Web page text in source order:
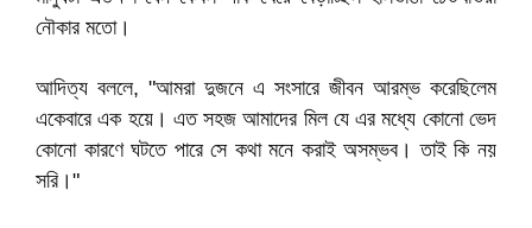
নৌকার মতো।
আদিত্য বললে, "আমরা দুজনে এ সংসারে জীবন আরম্ভ করেছিলেম
একেবারে এক হয়ে। এত সহজ আমাদের মিল যে এর মধ্যে কোনো ভেদ
কোনো কারণে ঘটতে পারে সে কথা মনে করাই অসম্ভব। তাই কি নয়
সরি।"